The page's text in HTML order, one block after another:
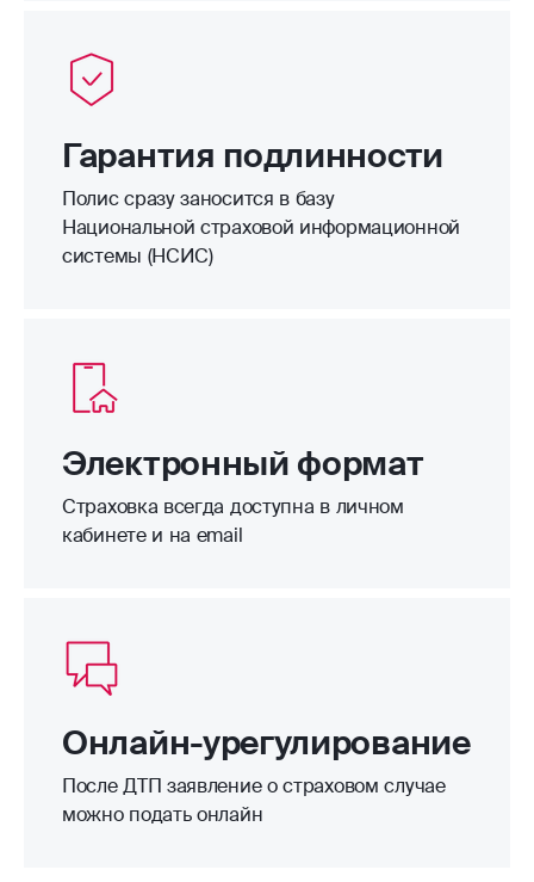
Гарантия подлинности
Полис сразу заносится в базу
Национальной страховой информационной
системы (НСИС)
Электронный формат
Страховка всегда доступна в личном
кабинете и на email
Онлайн-урегулирование
После ДТП заявление о страховом случае
можно подать онлайн